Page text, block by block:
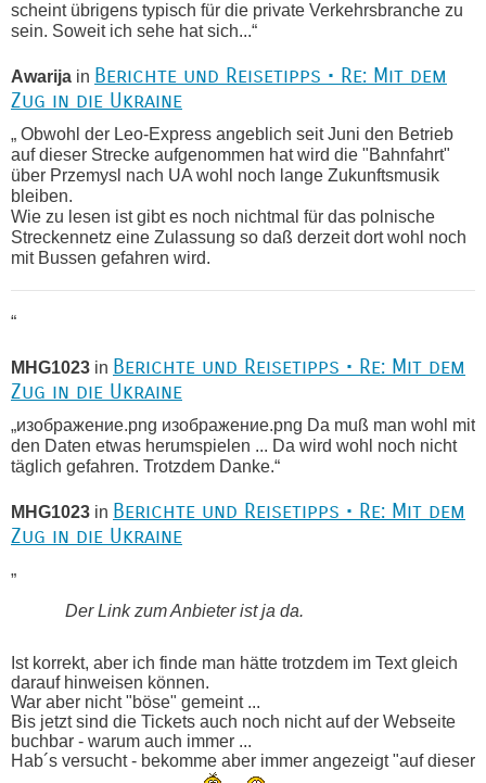
scheint übrigens typisch für die private Verkehrsbranche zu
sein. Soweit ich sehe hat sich...“
Awarija in Berichte und Reisetipps • Re: Mit dem
Zug in die Ukraine
„ Obwohl der Leo-Express angeblich seit Juni den Betrieb
auf dieser Strecke aufgenommen hat wird die "Bahnfahrt"
über Przemysl nach UA wohl noch lange Zukunftsmusik
bleiben.
Wie zu lesen ist gibt es noch nichtmal für das polnische
Streckennetz eine Zulassung so daß derzeit dort wohl noch
mit Bussen gefahren wird.
“
MHG1023 in Berichte und Reisetipps • Re: Mit dem
Zug in die Ukraine
„изображение.png изображение.png Da muß man wohl mit
den Daten etwas herumspielen ... Da wird wohl noch nicht
täglich gefahren. Trotzdem Danke.“
MHG1023 in Berichte und Reisetipps • Re: Mit dem
Zug in die Ukraine
„
Der Link zum Anbieter ist ja da.
Ist korrekt, aber ich finde man hätte trotzdem im Text gleich
darauf hinweisen können.
War aber nicht "böse" gemeint ...
Bis jetzt sind die Tickets auch noch nicht auf der Webseite
buchbar - warum auch immer ...
Hab´s versucht - bekomme aber immer angezeigt "auf dieser